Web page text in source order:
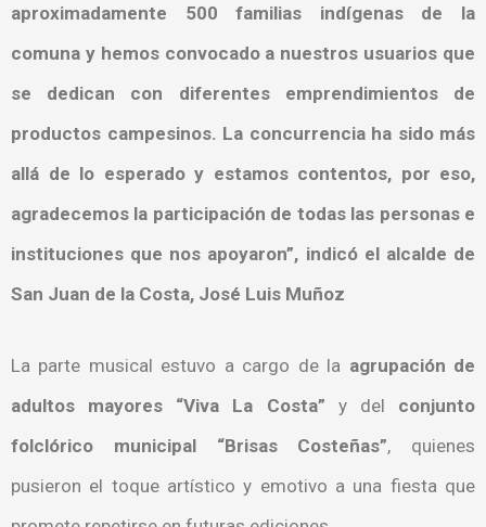
aproximadamente 500 familias indígenas de la
comuna y hemos convocado a nuestros usuarios que
se dedican con diferentes emprendimientos de
productos campesinos. La concurrencia ha sido más
allá de lo esperado y estamos contentos, por eso,
agradecemos la participación de todas las personas e
instituciones que nos apoyaron”, indicó el alcalde de
San Juan de la Costa, José Luis Muñoz
La parte musical estuvo a cargo de la agrupación de
adultos mayores “Viva La Costa” y del conjunto
folclórico municipal “Brisas Costeñas”, quienes
pusieron el toque artístico y emotivo a una fiesta que